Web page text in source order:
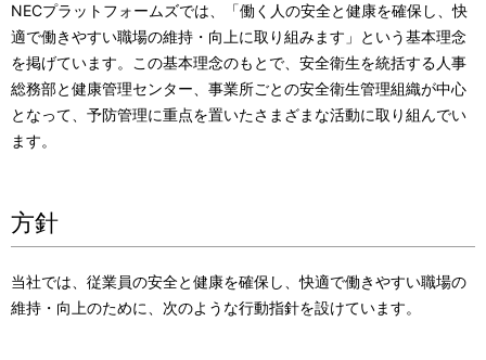
表
示
し
て
ま
す
。
ー
シ
ョ
ン
NECプラットフォームズでは、「働く人の安全と健康を確保し、快
適で働きやすい職場の維持・向上に取り組みます」という基本理念
を掲げています。この基本理念のもとで、安全衛生を統括する人事
総務部と健康管理センター、事業所ごとの安全衛生管理組織が中心
となって、予防管理に重点を置いたさまざまな活動に取り組んでい
ます。
方針
当社では、従業員の安全と健康を確保し、快適で働きやすい職場の
維持・向上のために、次のような行動指針を設けています。